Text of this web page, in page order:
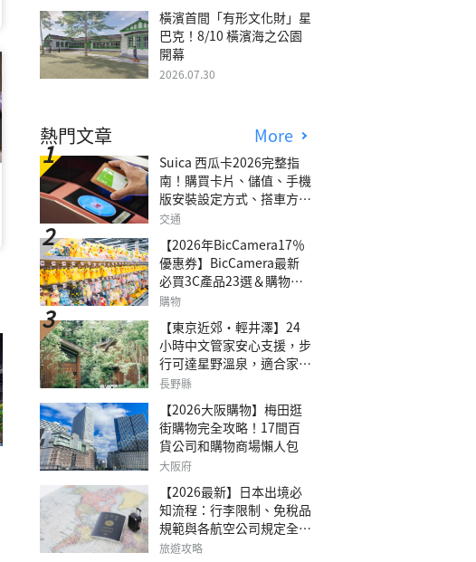
橫濱首間「有形文化財」星
巴克！8/10 橫濱海之公園
開幕
2026.07.30
熱門文章 More
Suica 西瓜卡2026完整指
南！購買卡片、儲值、手機
版安裝設定方式、搭車方
法、常見問題解答！
交通
【2026年BicCamera17％
優惠券】BicCamera最新
必買3C產品23選＆購物攻
略
購物
【東京近郊・輕井澤】24
小時中文管家安心支援，步
行可達星野溫泉，適合家庭
旅行、三代同遊與紀念日的
澤森四季VILLA」
長野縣
【2026大阪購物】梅田逛
街購物完全攻略！17間百
貨公司和購物商場懶人包
大阪府
【2026最新】日本出境必
知流程：行李限制、免稅品
規範與各航空公司規定全攻
略
旅遊攻略